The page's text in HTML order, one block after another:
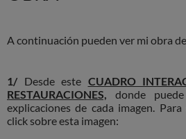
A continuación pueden ver mi obra
1/ Desde este CUADRO
RESTAURACIONES, donde
explicaciones de cada imagen.
click sobre esta imagen: